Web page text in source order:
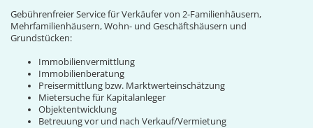
Gebührenfreier Service für Verkäufer von 2-Familienhäusern,
Mehrfamilienhäusern, Wohn- und Geschäftshäusern und
Grundstücken:
Immobilienvermittlung
Immobilienberatung
Preisermittlung bzw. Marktwerteinschätzung
Mietersuche für Kapitalanleger
Objektentwicklung
Betreuung vor und nach Verkauf/Vermietung